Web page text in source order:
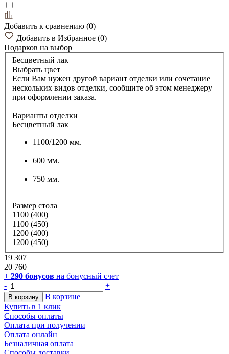
Добавить к сравнению (0)
Добавить в Избранное (0)
Подарков на выбор
Бесцветный лак
Выбрать цвет
Если Вам нужен другой вариант отделки или сочетание
нескольких видов отделки, сообщите об этом менеджеру
при оформлении заказа.
Варианты отделки
Бесцветный лак
1100/1200 мм.
600 мм.
750 мм.
Размер стола
1100 (400)
1100 (450)
1200 (400)
1200 (450)
19 307
20 760
+ 290 бонусов на бонусный счет
-
+
В корзину
В корзине
Купить в 1 клик
Способы оплаты
Оплата при получении
Оплата онлайн
Безналичная оплата